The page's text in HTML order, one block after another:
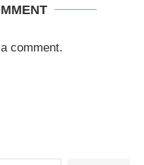
comment.